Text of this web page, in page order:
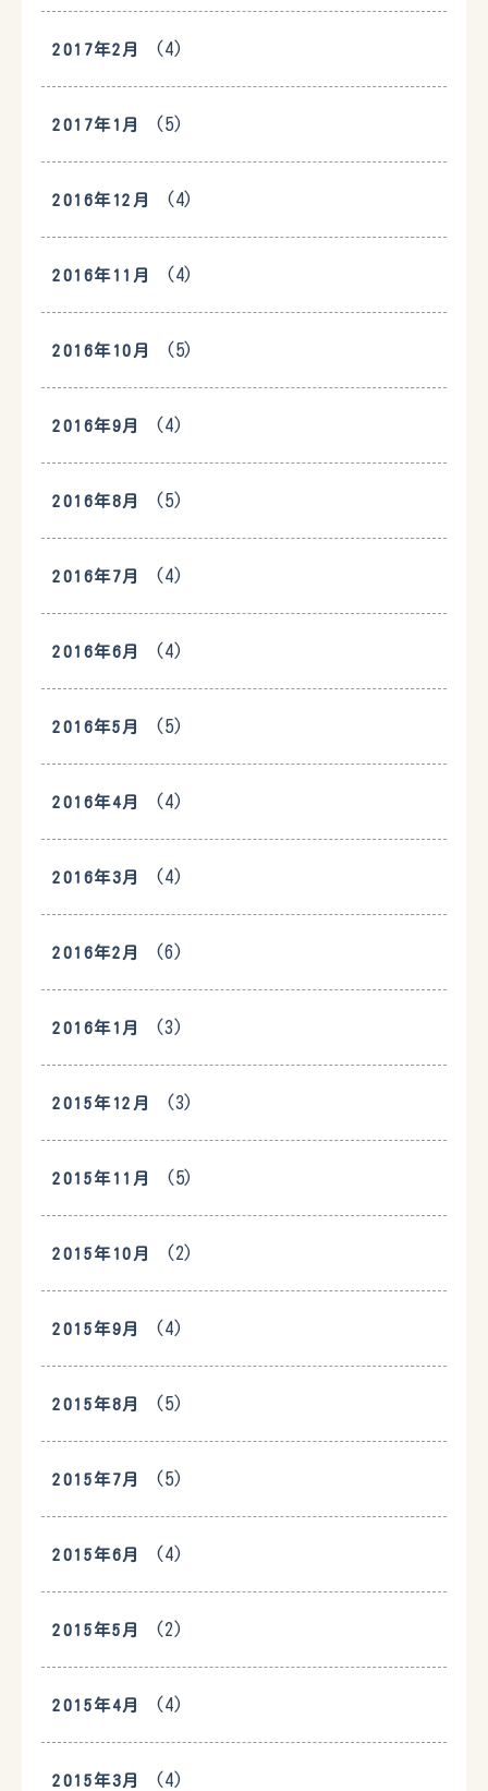
2017年2月 (4)
2017年1月 (5)
2016年12月 (4)
2016年11月 (4)
2016年10月 (5)
2016年9月 (4)
2016年8月 (5)
2016年7月 (4)
2016年6月 (4)
2016年5月 (5)
2016年4月 (4)
2016年3月 (4)
2016年2月 (6)
2016年1月 (3)
2015年12月 (3)
2015年11月 (5)
2015年10月 (2)
2015年9月 (4)
2015年8月 (5)
2015年7月 (5)
2015年6月 (4)
2015年5月 (2)
2015年4月 (4)
2015年3月 (4)